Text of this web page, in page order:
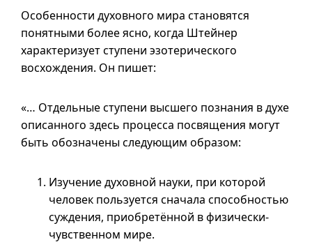
Особенности духовного мира становятся
понятными более ясно, когда Штейнер
характеризует ступени эзотерического
восхождения. Он пишет:
«… Отдельные ступени высшего познания в духе
описанного здесь процесса посвящения могут
быть обозначены следующим образом:
Изучение духовной науки, при которой
человек пользуется сначала способностью
суждения, приобретённой в физически-
чувственном мире.